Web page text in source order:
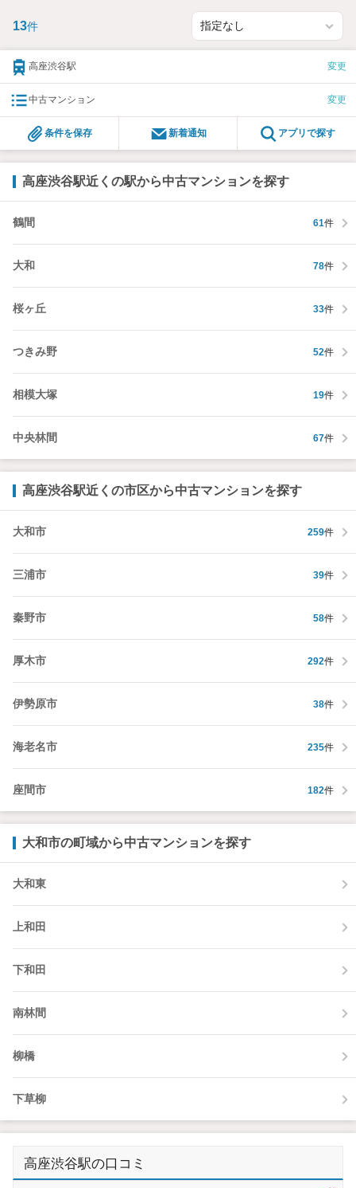
13件
高座渋谷駅 変更
中古マンション 変更
条件を保存 新着通知 アプリで探す
高座渋谷駅近くの駅から中古マンションを探す
鶴間 61件
大和 78件
桜ヶ丘 33件
つきみ野 52件
相模大塚 19件
中央林間 67件
高座渋谷駅近くの市区から中古マンションを探す
大和市 259件
三浦市 39件
秦野市 58件
厚木市 292件
伊勢原市 38件
海老名市 235件
座間市 182件
大和市の町域から中古マンションを探す
大和東
上和田
下和田
南林間
柳橋
下草柳
高座渋谷駅の口コミ